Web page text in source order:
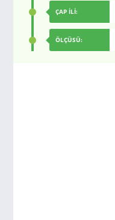
ÇAP İLİ:
ÖLÇÜSÜ: